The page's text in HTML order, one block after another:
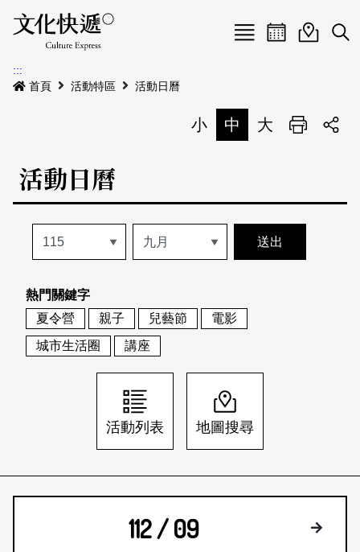
Menu
最新公告
本期專題
歷史專題
活動特區
活動列表
地圖搜尋
關於我們
關於我們
刊物索取地點
會員基本資料
刊登活動
網站導覽 English
日本語 登入/註冊
活動日曆活動地圖
展
:::
首頁
活動特區 活動日曆
小 中 大 列印
活動日曆
熱門關鍵字
夏令營
親子 兒藝節
電影
城市生活圈
講座
活動列表 地圖搜尋
112 / 09 下個月